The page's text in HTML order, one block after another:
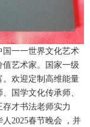
一一世界文化艺术
艺术家。国家一级
欢迎定制高维能量
国学文化传承师、
才书法老师实力
2025春节晚会 ，并